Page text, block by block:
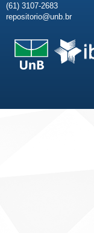
(61) 3107-2683
repositorio@unb.br